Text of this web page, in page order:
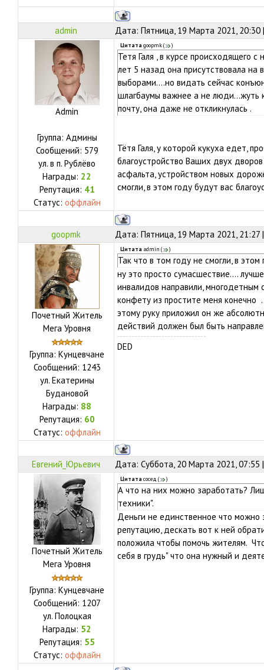
admin Дата: Пятница, 19 Марта 2021,
Admin
Группа: Админы
Сообщений: 579
ул. в п. Рублёво
Награды: 22
Репутация: 41
Статус: оффлайн
Цитата goopmk( )
Тетя Галя , в курсе происходящего
лет 5 назад она присутствовала
выборами....но видать сейчас
шлагбаумы важнее а не люди...жуть
почту, она даже не откликнулась .
Тётя Галя, у которой кукуха едет,
благоустройство Ваших двух
асфальта, устройством новых
смогли, в этом году будут вас
goopmk Дата: Пятница, 19 Марта 2021,
Почетный Житель
Мега Уровня
Группа: Кунцевчане
Сообщений: 1243
ул. Екатерины
Будановой
Награды: 88
Репутация: 60
Статус: оффлайн
Цитата admin ( )
Так что в том году не смогли, в
ну это просто сумасшествие....
инвалидов направили,
конфету из простите меня конечно
этому руку приложил он же
действий должен был быть
DED
Евгений_Юрьевич Дата: Суббота, 20 Марта 2021,
Почетный Житель
Мега Уровня
Группа: Кунцевчане
Сообщений: 1207
ул. Полоцкая
Награды: 52
Репутация: 55
Статус: оффлайн
Цитата сосед ( )
А что на них можно заработать?
техники".
Деньги не единственное что можно
репутацию, дескать вот к ней
положила чтобы помочь жителям.
себя в грудь" что она нужный и